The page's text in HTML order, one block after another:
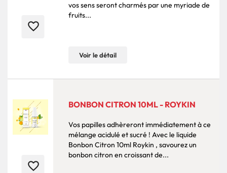
favorite_border
vos sens seront charmés par une myriade de
fruits...
Voir le détail
favorite_border
BONBON CITRON 10ML - ROYKIN
Vos papilles adhèreront immédiatement à ce
mélange acidulé et sucré ! Avec le liquide
Bonbon Citron 10ml Roykin , savourez un
bonbon citron en croissant de...